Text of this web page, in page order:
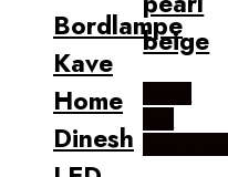
Bordlampe
Kave
Home
Dinesh
beige